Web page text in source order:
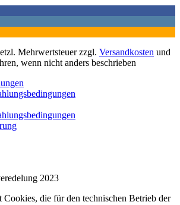
Mehrwertsteuer zzgl. Versandkosten und
wenn nicht anders beschrieben
2023
Cookies, die für den technischen Betrieb der